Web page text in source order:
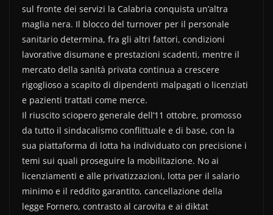
sul fronte dei servizi la Calabria conquista un’altra
maglia nera. Il blocco del turnover per il personale
sanitario determina, fra gli altri fattori, condizioni
lavorative disumane e prestazioni scadenti, mentre il
mercato della sanità privata continua a crescere
rigoglioso a scapito di dipendenti malpagati o licenziati
e pazienti trattati come merce.
Il riuscito sciopero generale dell’11 ottobre, promosso
da tutto il sindacalismo conflittuale e di base, con la
sua piattaforma di lotta ha individuato con precisione i
temi sui quali proseguire la mobilitazione. No ai
licenziamenti e alle privatizzazioni, lotta per il salario
minimo e il reddito garantito, cancellazione della
legge Fornero, contrasto al carovita e ai diktat